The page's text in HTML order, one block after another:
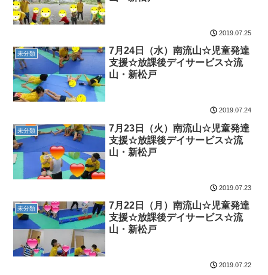
2019.07.25
未分類
7月24日（水）南流山☆児童発達
支援☆放課後デイサービス☆流
山・新松戸
2019.07.24
未分類
7月23日（火）南流山☆児童発達
支援☆放課後デイサービス☆流
山・新松戸
2019.07.23
未分類
7月22日（月）南流山☆児童発達
支援☆放課後デイサービス☆流
山・新松戸
2019.07.22